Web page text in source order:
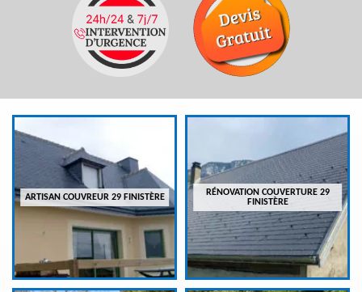
ARTISAN COUVREUR 29 FINISTÈRE
RÉNOVATION COUVERTURE 29
FINISTÈRE